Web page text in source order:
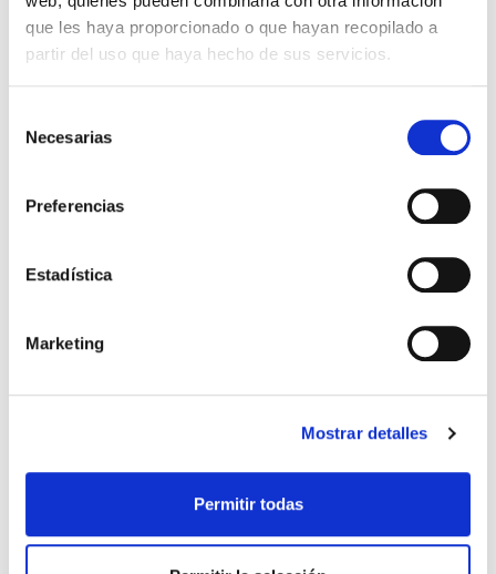
que les haya proporcionado o que hayan recopilado a
partir del uso que haya hecho de sus servicios.
Necesarias
Preferencias
Estadística
Marketing
Mostrar detalles
Permitir todas
Facilitar el diagnóstico de
la endometriosis con un
análisis de sangre
La endometriosis es una enfermedad que provoca
el crecimiento de tejido uterino fuera del propio
lugar a una gran dificultad para concebir. […]
Leer más >